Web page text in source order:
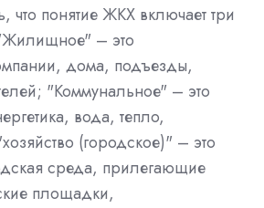
что понятие ЖКХ включает три
– это
дома, подъезды,
"Коммунальное" – это
вода, тепло,
(городское)" – это
среда, прилегающие
площадки,